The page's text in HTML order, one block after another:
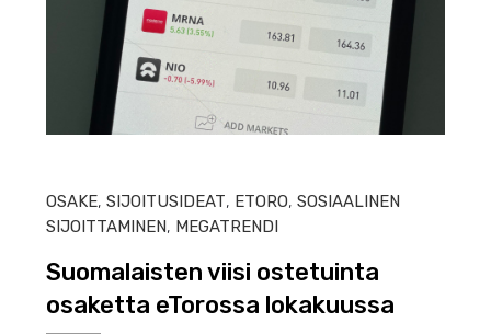
OSAKE,SIJOITUSIDEAT, ETORO,SOSIAALINEN
SIJOITTAMINEN, MEGATRENDI
Suomalaisten viisi ostetuinta
osaketta eTorossa lokakuussa